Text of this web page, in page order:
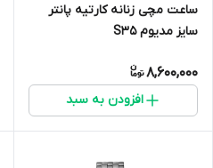
ساعت مچی زنانه کارتیه پانتر
سایز مدیوم S35
8,600,000
افزودن به سبد